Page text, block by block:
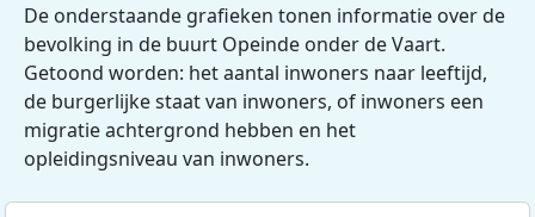
De onderstaande grafieken tonen informatie over de
bevolking in de buurt Opeinde onder de Vaart.
Getoond worden: het aantal inwoners naar leeftijd,
de burgerlijke staat van inwoners, of inwoners een
migratie achtergrond hebben en het
opleidingsniveau van inwoners.